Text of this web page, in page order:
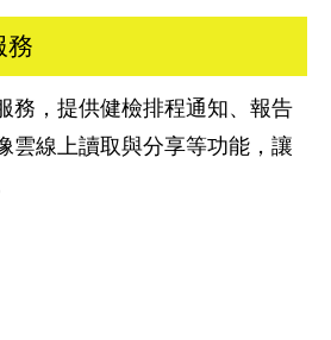
務
務，提供健檢排程通知、報告
雲線上讀取與分享等功能，讓